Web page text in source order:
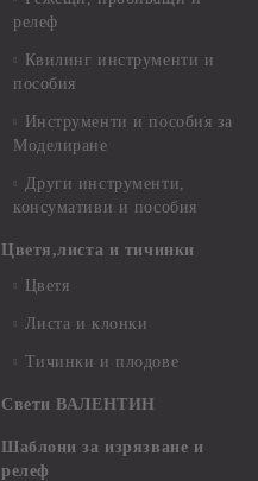
релеф
Квилинг инструменти и
пособия
Инструменти и пособия за
Моделиране
Други инструменти,
консумативи и пособия
Цветя,листа и тичинки
Цветя
Листа и клонки
Тичинки и плодове
Свети ВАЛЕНТИН
Шаблони за изрязване и
релеф